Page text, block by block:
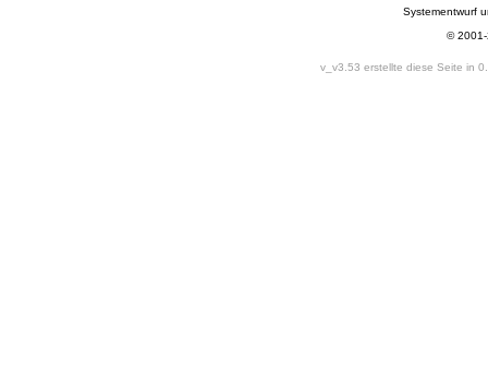
Systementwurf
©
v_v3.53 erstellte diese Seite in